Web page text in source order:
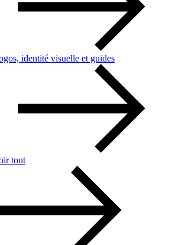
identité visuelle et guides
tout